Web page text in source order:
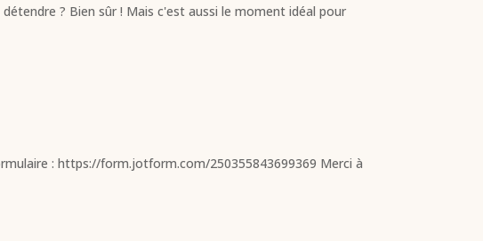
? Bien sûr ! Mais c'est aussi le moment idéal pour
: https://form.jotform.com/250355843699369 Merci à